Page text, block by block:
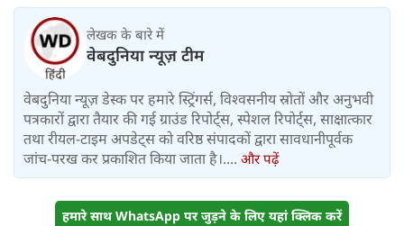
लेखक के बारे में
वेबदुनिया न्यूज़ टीम
वेबदुनिया न्यूज़ डेस्क पर हमारे स्ट्रिंगर्स, विश्वसनीय स्रोतों और अनुभवी
पत्रकारों द्वारा तैयार की गई ग्राउंड रिपोर्ट्स, स्पेशल रिपोर्ट्स, साक्षात्कार
तथा रीयल-टाइम अपडेट्स को वरिष्ठ संपादकों द्वारा सावधानीपूर्वक
जांच-परख कर प्रकाशित किया जाता है।.... और पढ़ें
हमारे साथ WhatsApp पर जुड़ने के लिए यहां क्लिक करें